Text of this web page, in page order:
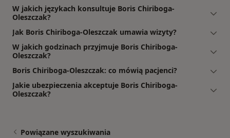
W jakich językach konsultuje Boris Chiriboga-
Oleszczak?
Jak Boris Chiriboga-Oleszczak umawia wizyty?
W jakich godzinach przyjmuje Boris Chiriboga-
Oleszczak?
Boris Chiriboga-Oleszczak: co mówią pacjenci?
Jakie ubezpieczenia akceptuje Boris Chiriboga-
Oleszczak?
Powiązane wyszukiwania